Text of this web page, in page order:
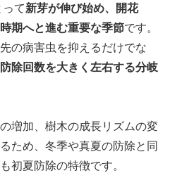
て新芽が伸び始め、開花
期へと進む重要な季節です。
の病害虫を抑えるだけでな
除回数を大きく左右する分岐
増加、樹木の成長リズムの変
ため、冬季や真夏の防除と同
初夏防除の特徴です。